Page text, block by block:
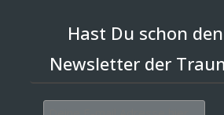
Hast Du schon
Newsletter der